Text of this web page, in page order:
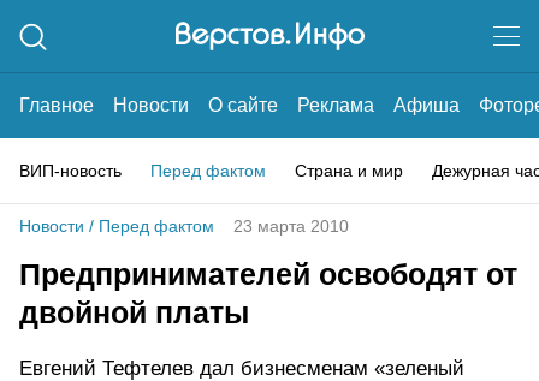
Главное Новости О сайте Реклама Афиша
ВИП-новость Перед фактом Страна и мир Дежурная
Новости / Перед фактом 23 марта 2010
Предпринимателей освободят от
двойной платы
Евгений Тефтелев дал бизнесменам «зеленый